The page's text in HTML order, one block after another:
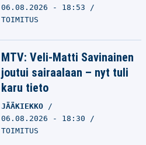
06.08.2026 - 18:53
TOIMITUS
MTV: Veli-Matti Savinainen
joutui sairaalaan – nyt tuli
karu tieto
JÄÄKIEKKO
06.08.2026 - 18:30
TOIMITUS